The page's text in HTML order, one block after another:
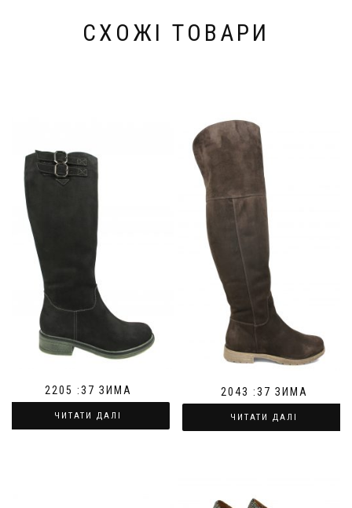
СХОЖІ ТОВАРИ
2205 :37 ЗИМА
ЧИТАТИ ДАЛІ
2043 :37 ЗИМА
ЧИТАТИ ДАЛІ